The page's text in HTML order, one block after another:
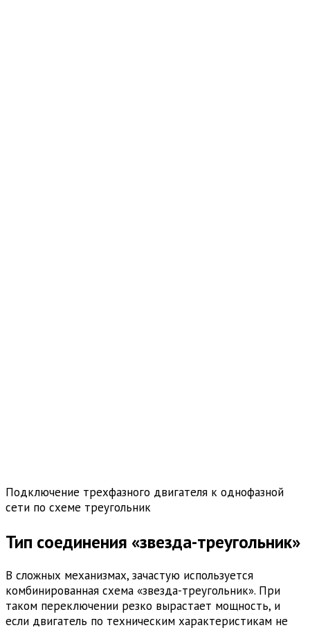
Подключение трехфазного двигателя к однофазной
сети по схеме треугольник
Тип соединения «звезда-треугольник»
В сложных механизмах, зачастую используется
комбинированная схема «звезда-треугольник». При
таком переключении резко вырастает мощность, и
если двигатель по техническим характеристикам не